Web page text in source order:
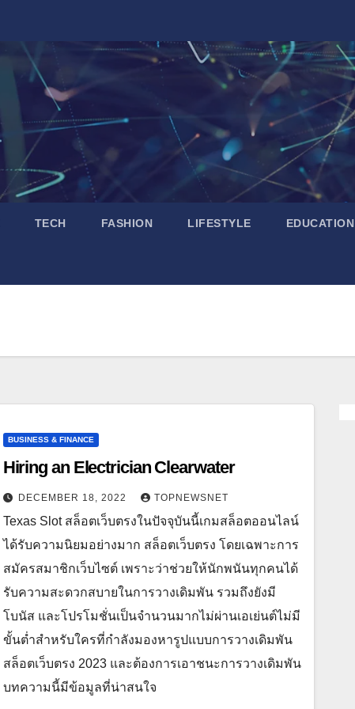
TECH FASHION LIFESTYLE EDUCATION
BUSINESS & FINANCE
Hiring an Electrician Clearwater
DECEMBER 18, 2022 TOPNEWSNET
Texas Slot สล็อตเว็บตรงในปัจจุบันนี้เกมสล็อตออนไลน์
ได้รับความนิยมอย่างมาก สล็อตเว็บตรง โดยเฉพาะการ
สมัครสมาชิกเว็บไซต์ เพราะว่าช่วยให้นักพนันทุกคนได้
รับความสะดวกสบายในการวางเดิมพัน รวมถึงยังมี
โบนัส และโปรโมชั่นเป็นจำนวนมากไม่ผ่านเอเย่นต์ไม่มี
ขั้นต่ำสำหรับใครที่กำลังมองหารูปแบบการวางเดิมพัน
สล็อตเว็บตรง 2023 และต้องการเอาชนะการวางเดิมพัน
บทความนี้มีข้อมูลที่น่าสนใจ